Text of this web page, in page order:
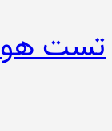
تست